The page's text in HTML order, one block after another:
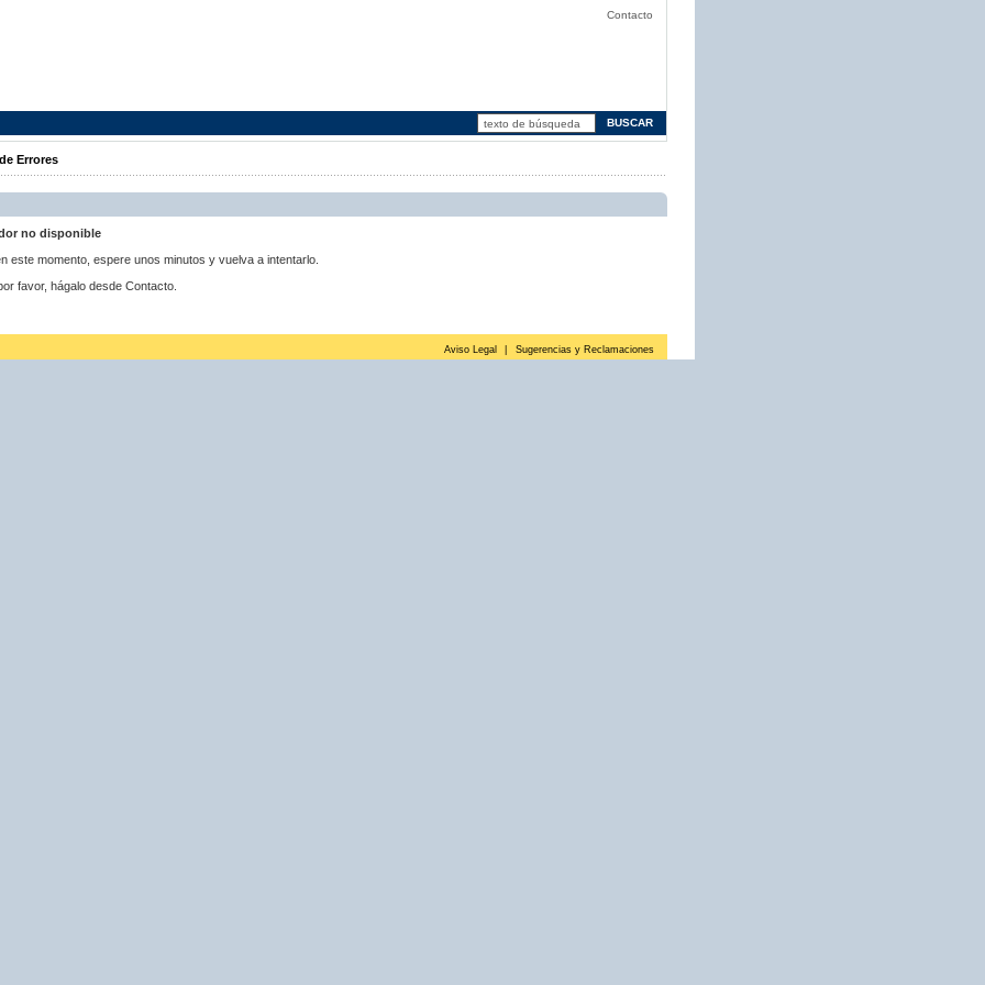
Contacto
Errores
no disponible
este momento, espere unos minutos y vuelva a intentarlo.
favor, hágalo desde Contacto.
Aviso Legal Sugerencias y Reclamaciones